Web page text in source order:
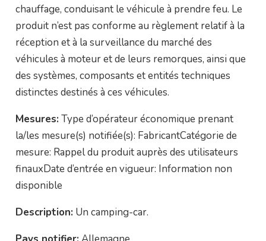
chauffage, conduisant le véhicule à prendre feu. Le
produit n’est pas conforme au règlement relatif à la
réception et à la surveillance du marché des
véhicules à moteur et de leurs remorques, ainsi que
des systèmes, composants et entités techniques
distinctes destinés à ces véhicules.
Mesures: Type d’opérateur économique prenant
la/les mesure(s) notifiée(s): FabricantCatégorie de
mesure: Rappel du produit auprès des utilisateurs
finauxDate d’entrée en vigueur: Information non
disponible
Description: Un camping-car.